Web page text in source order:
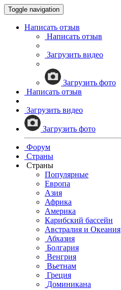
Toggle navigation
Написать отзыв
Написать отзыв
Загрузить видео
Загрузить фото
Написать отзыв
Загрузить видео
Загрузить фото
Форум
Страны
Страны
Популярные
Европа
Азия
Африка
Америка
Карибский бассейн
Австралия и Океания
Абхазия
Болгария
Венгрия
Вьетнам
Греция
Доминикана